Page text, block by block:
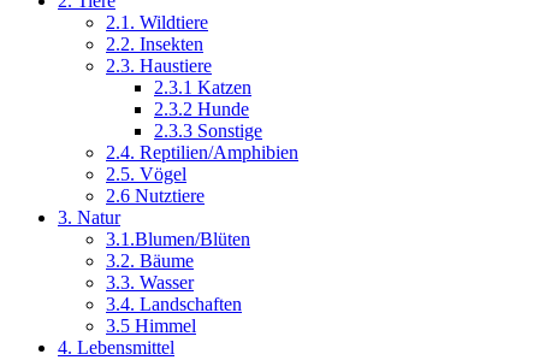
2.1. Wildtiere
2.2. Insekten
2.3. Haustiere
2.3.1 Katzen
2.3.2 Hunde
2.3.3 Sonstige
2.4. Reptilien/Amphibien
2.5. Vögel
2.6 Nutztiere
3. Natur
3.1.Blumen/Blüten
3.2. Bäume
3.3. Wasser
3.4. Landschaften
3.5 Himmel
4. Lebensmittel